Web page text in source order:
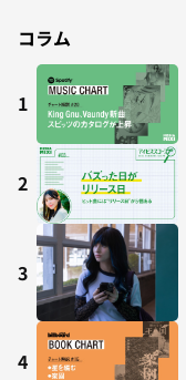
コラム
1
2
3
4